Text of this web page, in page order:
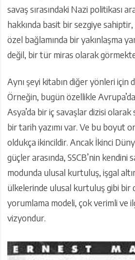
savaş sırasındaki Nazi politikası
hakkında basit bir sezgiye
özel bağlamında bir yakınlaşma
değil, bir tür miras olarak
Aynı şeyi kitabın diğer yönleri için
Örneğin, bugün özellikle
Asya’da bir iç savaşlar dizisi
bir tarih yazımı var. Ve bu boyut
oldukça ikincildir. Ancak İkinci
güçler arasında, SSCB’nin kendini
modunda ulusal kurtuluş, işgal
ülkelerinde ulusal kurtuluş gibi bir
yorumlama modeli, çok verimli ve
vizyondur.